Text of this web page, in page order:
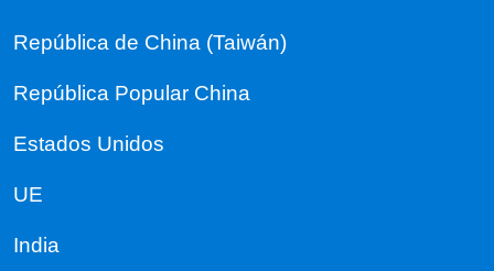
República de China (Taiwán)
República Popular China
Estados Unidos
UE
India